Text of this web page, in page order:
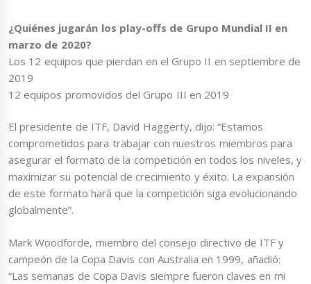
¿Quiénes jugarán los play-offs de Grupo Mundial II en
marzo de 2020?
Los 12 equipos que pierdan en el Grupo II en septiembre de
2019
12 equipos promovidos del Grupo III en 2019
El presidente de ITF, David Haggerty, dijo: “Estamos
comprometidos para trabajar con nuestros miembros para
asegurar el formato de la competición en todos los niveles, y
maximizar su potencial de crecimiento y éxito. La expansión
de este formato hará que la competición siga evolucionando
globalmente”.
Mark Woodforde, miembro del consejo directivo de ITF y
campeón de la Copa Davis con Australia en 1999, añadió:
“Las semanas de Copa Davis siempre fueron claves en mi